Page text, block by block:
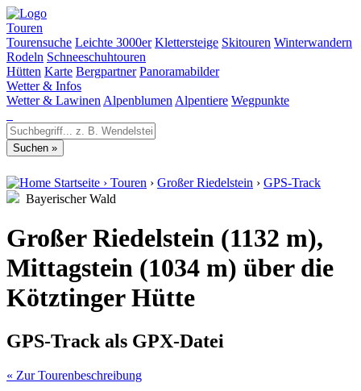
Touren
Tourensuche Leichte 3000er Klettersteige Skitouren Winterwandern
Rodeln Schneeschuhtouren
Hütten Karte Bergpartner Panoramabilder
Wetter & Infos
Wetter & Lawinen Alpenblumen Alpentiere Wegpunkte
Startseite › Touren › Großer Riedelstein › GPS-Track
Bayerischer Wald
Großer Riedelstein (1132 m),
Mittagstein (1034 m) über die
Kötztinger Hütte
GPS-Track als GPX-Datei
« Zur Tourenbeschreibung